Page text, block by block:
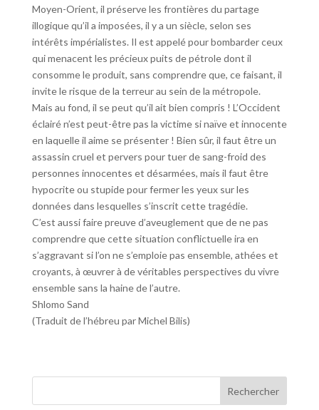
Moyen-Orient, il préserve les frontières du partage
illogique qu’il a imposées, il y a un siècle, selon ses
intérêts impérialistes. Il est appelé pour bombarder ceux
qui menacent les précieux puits de pétrole dont il
consomme le produit, sans comprendre que, ce faisant, il
invite le risque de la terreur au sein de la métropole.
Mais au fond, il se peut qu’il ait bien compris ! L’Occident
éclairé n’est peut-être pas la victime si naïve et innocente
en laquelle il aime se présenter ! Bien sûr, il faut être un
assassin cruel et pervers pour tuer de sang-froid des
personnes innocentes et désarmées, mais il faut être
hypocrite ou stupide pour fermer les yeux sur les
données dans lesquelles s’inscrit cette tragédie.
C’est aussi faire preuve d’aveuglement que de ne pas
comprendre que cette situation conflictuelle ira en
s’aggravant si l’on ne s’emploie pas ensemble, athées et
croyants, à œuvrer à de véritables perspectives du vivre
ensemble sans la haine de l’autre.
Shlomo Sand
(Traduit de l’hébreu par Michel Bilis)